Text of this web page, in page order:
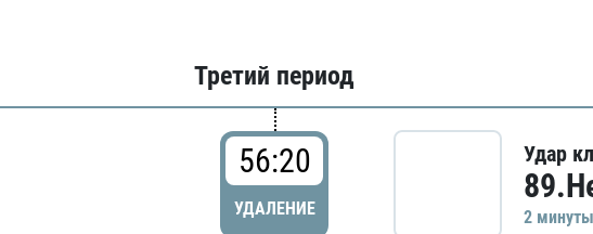
Третий период
56:20
УДАЛЕНИЕ
Удар
2